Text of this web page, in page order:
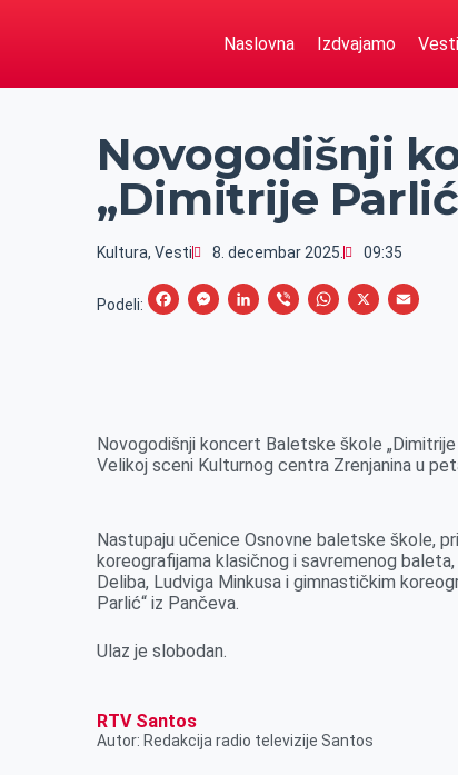
Naslovna Izdvajamo Vesti
Novogodišnji
„Dimitrije
Kultura,Vesti 8. decembar 2025. 09:35
Podeli:
F
o
M
n
r
L
d
V
W
A
X
Novogodišnji koncert Baletske škole
Velikoj sceni Kulturnog centra Zrenjanina u
Nastupaju učenice Osnovne baletske škole,
koreografijama klasičnog i savremenog
Deliba, Ludviga Minkusa i gimnastičkim
Parlić“ iz Pančeva.
Ulaz je slobodan.
RTV Santos
Autor: Redakcija radio televizije Santos